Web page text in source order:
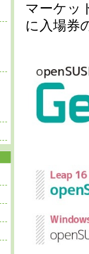
マーケッ
に入場券